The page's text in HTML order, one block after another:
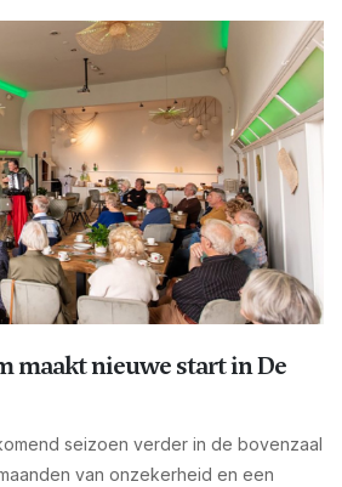
maakt nieuwe start in De
seizoen verder in de bovenzaal
van onzekerheid en een